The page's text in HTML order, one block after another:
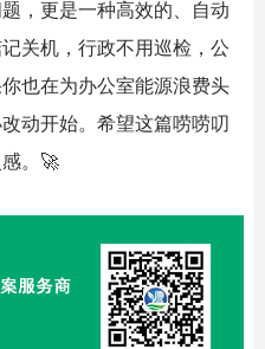
，更是一种高效的、自动
关机，行政不用巡检，公
也在为办公室能源浪费头
动开始。希望这篇唠唠叨
。🚀